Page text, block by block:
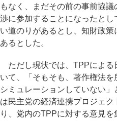
もなく、まだその前の事前協
渉に参加することになったと
い道のりがあるとし、知財政
あるとした。
ただし現状では、TPPによる
いて、「そもそも、著作権法を
シミュレーションしていない
は民主党の経済連携プロジェ
り、党内のTPPに対する意見